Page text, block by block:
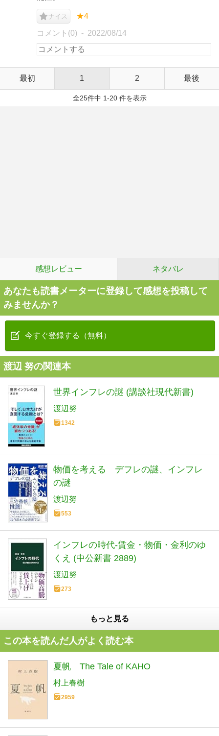
ナイス ★4
コメント(0) 2022/08/14
最初 1 2 最後
全25件中 1-20 件を表示
感想レビュー ネタバレ
あなたも読書メーターに登録して感想を投稿して
みませんか？
今すぐ登録する（無料）
渡辺 努の関連本
世界インフレの謎 (講談社現代新書)
渡辺努
1342
物価を考える デフレの謎、インフレ
の謎
渡辺努
553
インフレの時代-賃金・物価・金利のゆ
くえ (中公新書 2889)
渡辺努
273
もっと見る
この本を読んだ人がよく読む本
夏帆 The Tale of KAHO
村上春樹
2959